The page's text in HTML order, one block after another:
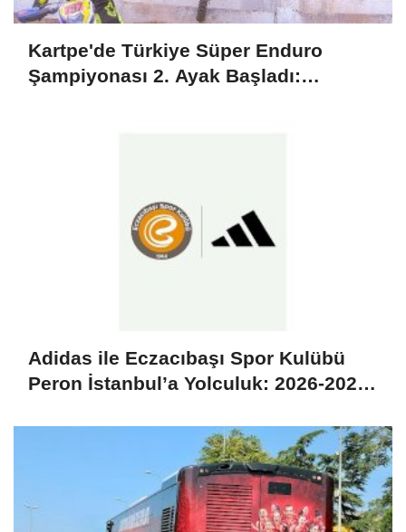
Kartpe'de Türkiye Süper Enduro
Şampiyonası 2. Ayak Başladı:
Adidas ile Eczacıbaşı Spor Kulübü
Peron İstanbul’a Yolculuk: 2026-2027